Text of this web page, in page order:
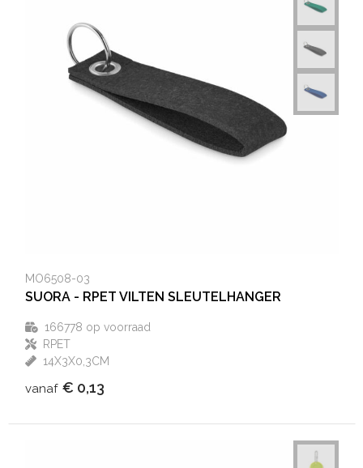
MO6508-03
SUORA - RPET VILTEN SLEUTELHANGER
166778 op voorraad
RPET
14X3X0,3CM
vanaf € 0,13